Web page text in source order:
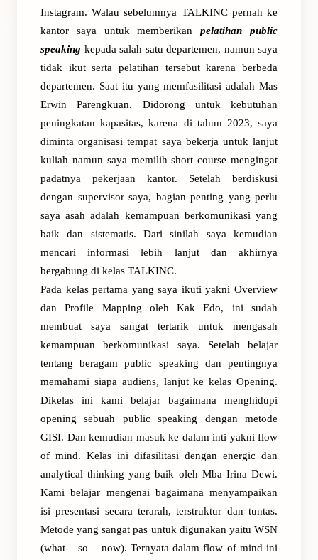
Instagram. Walau sebelumnya TALKINC pernah ke
kantor saya untuk memberikanpelatihan public
speaking kepada salah satu departemen, namun saya
tidak ikut serta pelatihan tersebut karena berbeda
departemen. Saat itu yang memfasilitasi adalah Mas
Erwin Parengkuan. Didorong untuk kebutuhan
peningkatan kapasitas, karena di tahun 2023, saya
diminta organisasi tempat saya bekerja untuk lanjut
kuliah namun saya memilih short course mengingat
padatnya pekerjaan kantor. Setelah berdiskusi
dengan supervisor saya, bagian penting yang perlu
saya asah adalah kemampuan berkomunikasi yang
baik dan sistematis. Dari sinilah saya kemudian
mencari informasi lebih lanjut dan akhirnya
bergabung di kelas TALKINC.
Pada kelas pertama yang saya ikuti yakni Overview
dan Profile Mapping oleh Kak Edo, ini sudah
membuat saya sangat tertarik untuk mengasah
kemampuan berkomunikasi saya. Setelah belajar
tentang beragam public speaking dan pentingnya
memahami siapa audiens, lanjut ke kelas Opening.
Dikelas ini kami belajar bagaimana menghidupi
opening sebuah public speaking dengan metode
GISI. Dan kemudian masuk ke dalam inti yakni flow
of mind. Kelas ini difasilitasi dengan energic dan
analytical thinking yang baik oleh Mba Irina Dewi.
Kami belajar mengenai bagaimana menyampaikan
isi presentasi secara terarah, terstruktur dan tuntas.
Metode yang sangat pas untuk digunakan yaitu WSN
(what – so – now). Ternyata dalam flow of mind ini